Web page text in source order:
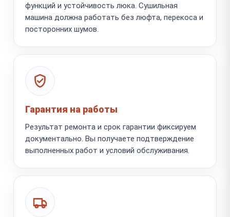
функций и устойчивость люка. Сушильная
машина должна работать без люфта, перекоса и
посторонних шумов.
Гарантия на работы
Результат ремонта и срок гарантии фиксируем
документально. Вы получаете подтверждение
выполненных работ и условий обслуживания.